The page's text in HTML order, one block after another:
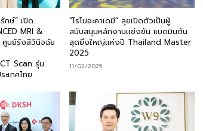
กษ์” เปิด
MRI &
ศูนย์รังสีวินิจฉัย
Scan รุ่น
เทศไทย
“โรโบอะคาเดมี” ลุยเปิดตัวเป็นผู้
สนับสนุนหลักงานเเข่งขัน แบดมินตัน
สุดยิ่งใหญ่เเห่งปี Thailand Master
2025
11/02/2025